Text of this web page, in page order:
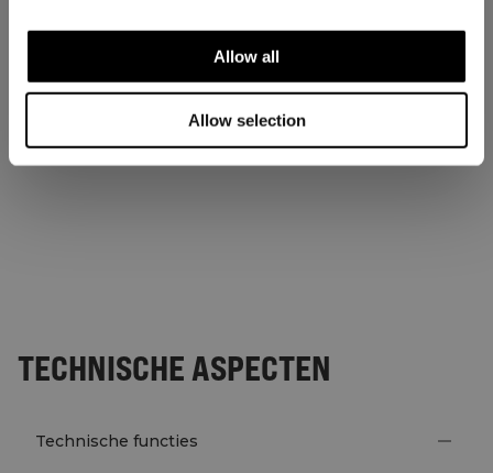
Allow all
Allow selection
TECHNISCHE ASPECTEN
Technische functies